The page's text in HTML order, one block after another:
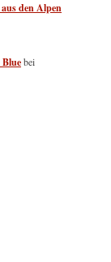
den Alpen
Bluebei